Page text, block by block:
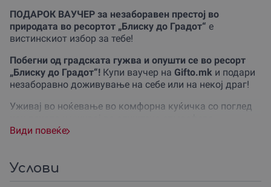
ПОДАРОК ВАУЧЕР за незаборавен престој во
природата во ресортот „Блиску до Градот“ е
вистинскиот избор за тебе!
Побегни од градската гужва и опушти се во ресорт
„Блиску до Градот“! Купи ваучер на Gifto.mk и подари
незаборавно доживување на себе или на некој драг!
Уживај во ноќевање во комфорна куќичка со поглед
совршена за бегство од секојдневието.
семејно уживање или викенд со пријателите, тука ќе
Види повеќе
Услови